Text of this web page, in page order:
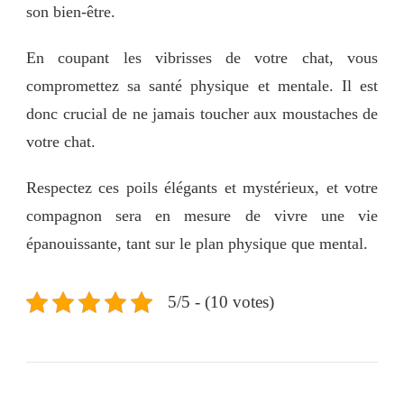
son bien-être.
En coupant les vibrisses de votre chat, vous
compromettez sa santé physique et mentale. Il est
donc crucial de ne jamais toucher aux moustaches de
votre chat.
Respectez ces poils élégants et mystérieux, et votre
compagnon sera en mesure de vivre une vie
épanouissante, tant sur le plan physique que mental.
5/5 - (10 votes)